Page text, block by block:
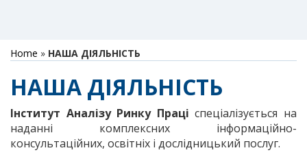
Home » НАША ДІЯЛЬНІСТЬ
НАША ДІЯЛЬНІСТЬ
Інститут Аналізу Ринку Праці спеціалізується на
наданні комплексних інформаційно-
консультаційних, освітніх і дослідницький послуг.